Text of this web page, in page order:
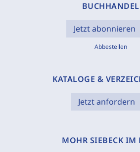
BUCHHANDEL
Jetzt abonnieren
Abbestellen
KATALOGE &
Jetzt anfordern
MOHR SIEBECK IM